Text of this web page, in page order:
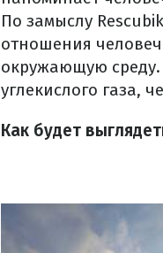
По замыслу
отношения
окружающую
углекислого газа,
Как будет